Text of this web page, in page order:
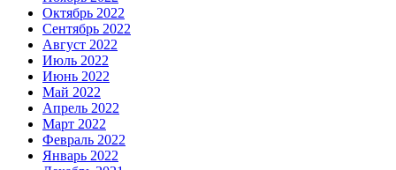
Октябрь 2022
Сентябрь 2022
Август 2022
Июль 2022
Июнь 2022
Май 2022
Апрель 2022
Март 2022
Февраль 2022
Январь 2022